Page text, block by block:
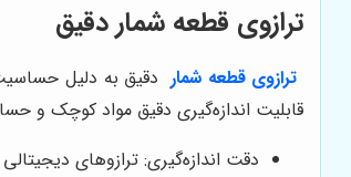
ترازوی قطعه شماردقیق
ترازوی قطعه شمار دقیق به دلیل
قابلیت اندازه‌گیری دقیق مواد کوچک و
دقت اندازه‌گیری: ترازوهای